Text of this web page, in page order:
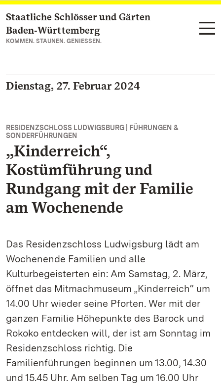
Zum Hauptinhalt springen
Staatliche Schlösser und Gärten
Baden‑Württemberg
KOMMEN. STAUNEN. GENIESSEN.
Dienstag, 27. Februar 2024
RESIDENZSCHLOSS LUDWIGSBURG | FÜHRUNGEN &
SONDERFÜHRUNGEN
„Kinderreich“,
Kostümführung und
Rundgang mit der Familie
am Wochenende
Das Residenzschloss Ludwigsburg lädt am
Wochenende Familien und alle
Kulturbegeisterten ein: Am Samstag, 2. März,
öffnet das Mitmachmuseum „Kinderreich“ um
14.00 Uhr wieder seine Pforten. Wer mit der
ganzen Familie Höhepunkte des Barock und
Rokoko entdecken will, der ist am Sonntag im
Residenzschloss richtig. Die
Familienführungen beginnen um 13.00, 14.30
und 15.45 Uhr. Am selben Tag um 16.00 Uhr